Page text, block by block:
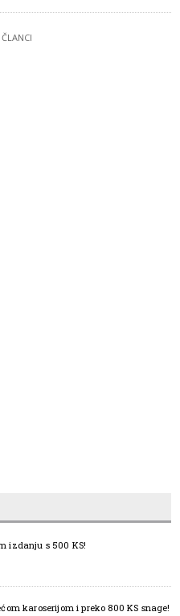
izdanju s 500 KS!
karoserijom i preko 800 KS snage!